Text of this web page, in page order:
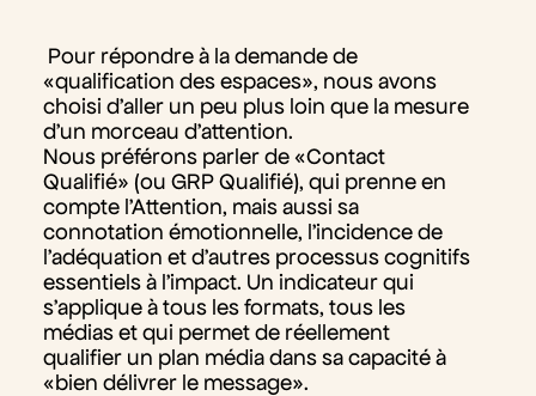
Pour répondre à la demande de
«qualification des espaces», nous avons
choisi d’aller un peu plus loin que la mesure
d’un morceau d’attention.
Nous préférons parler de «Contact
Qualifié» (ou GRP Qualifié), qui prenne en
compte l’Attention, mais aussi sa
connotation émotionnelle, l’incidence de
l’adéquation et d’autres processus cognitifs
essentiels à l’impact. Un indicateur qui
s’applique à tous les formats, tous les
médias et qui permet de réellement
qualifier un plan média dans sa capacité à
«bien délivrer le message».